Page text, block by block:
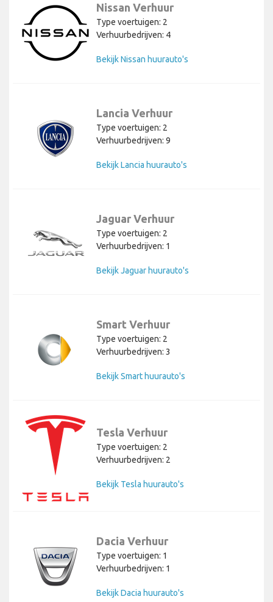
Nissan Verhuur
Type voertuigen: 2
Verhuurbedrijven: 4
Bekijk Nissan huurauto's
Lancia Verhuur
Type voertuigen: 2
Verhuurbedrijven: 9
Bekijk Lancia huurauto's
Jaguar Verhuur
Type voertuigen: 2
Verhuurbedrijven: 1
Bekijk Jaguar huurauto's
Smart Verhuur
Type voertuigen: 2
Verhuurbedrijven: 3
Bekijk Smart huurauto's
Tesla Verhuur
Type voertuigen: 2
Verhuurbedrijven: 2
Bekijk Tesla huurauto's
Dacia Verhuur
Type voertuigen: 1
Verhuurbedrijven: 1
Bekijk Dacia huurauto's